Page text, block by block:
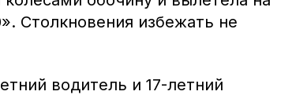
Столкновения избежать не
водитель и 17-летний